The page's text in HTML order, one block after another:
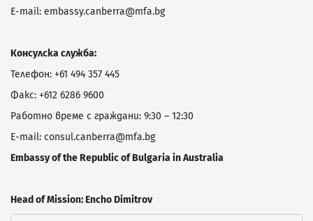
E-mail: embassy.canberra@mfa.bg
Консулска служба:
Телефон: +61 494 357 445
Факс: +612 6286 9600
Работно време с граждани: 9:30 – 12:30
E-mail: consul.canberra@mfa.bg
Embassy of the Republic of Bulgaria in Australia
Head of Mission: Encho Dimitrov